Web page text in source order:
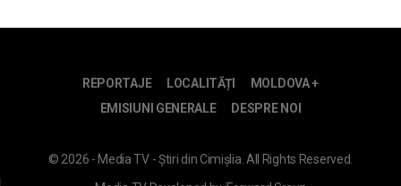
REPORTAJE LOCALITĂȚI
MOLDOVA +
EMISIUNI GENERALE
DESPRE NOI
© 2026 - Media TV - Știri din Cimișlia. All Rights Reserved.